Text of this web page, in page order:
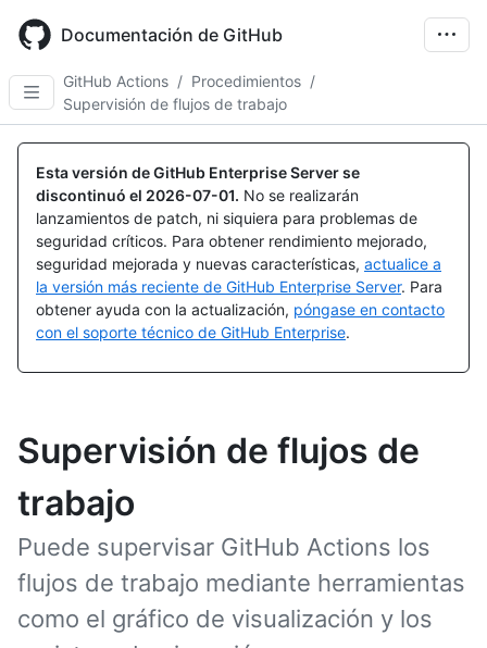
main
content
Documentación de GitHub
GitHub Actions / Procedimientos /
Supervisión de flujos de trabajo
Esta versión de GitHub Enterprise Server se
discontinuó el 2026-07-01. No se realizarán
lanzamientos de patch, ni siquiera para problemas de
seguridad críticos. Para obtener rendimiento mejorado,
seguridad mejorada y nuevas características, actualice a
la versión más reciente de GitHub Enterprise Server. Para
obtener ayuda con la actualización, póngase en contacto
con el soporte técnico de GitHub Enterprise.
Supervisión de flujos de
trabajo
Puede supervisar GitHub Actions los
flujos de trabajo mediante herramientas
como el gráfico de visualización y los